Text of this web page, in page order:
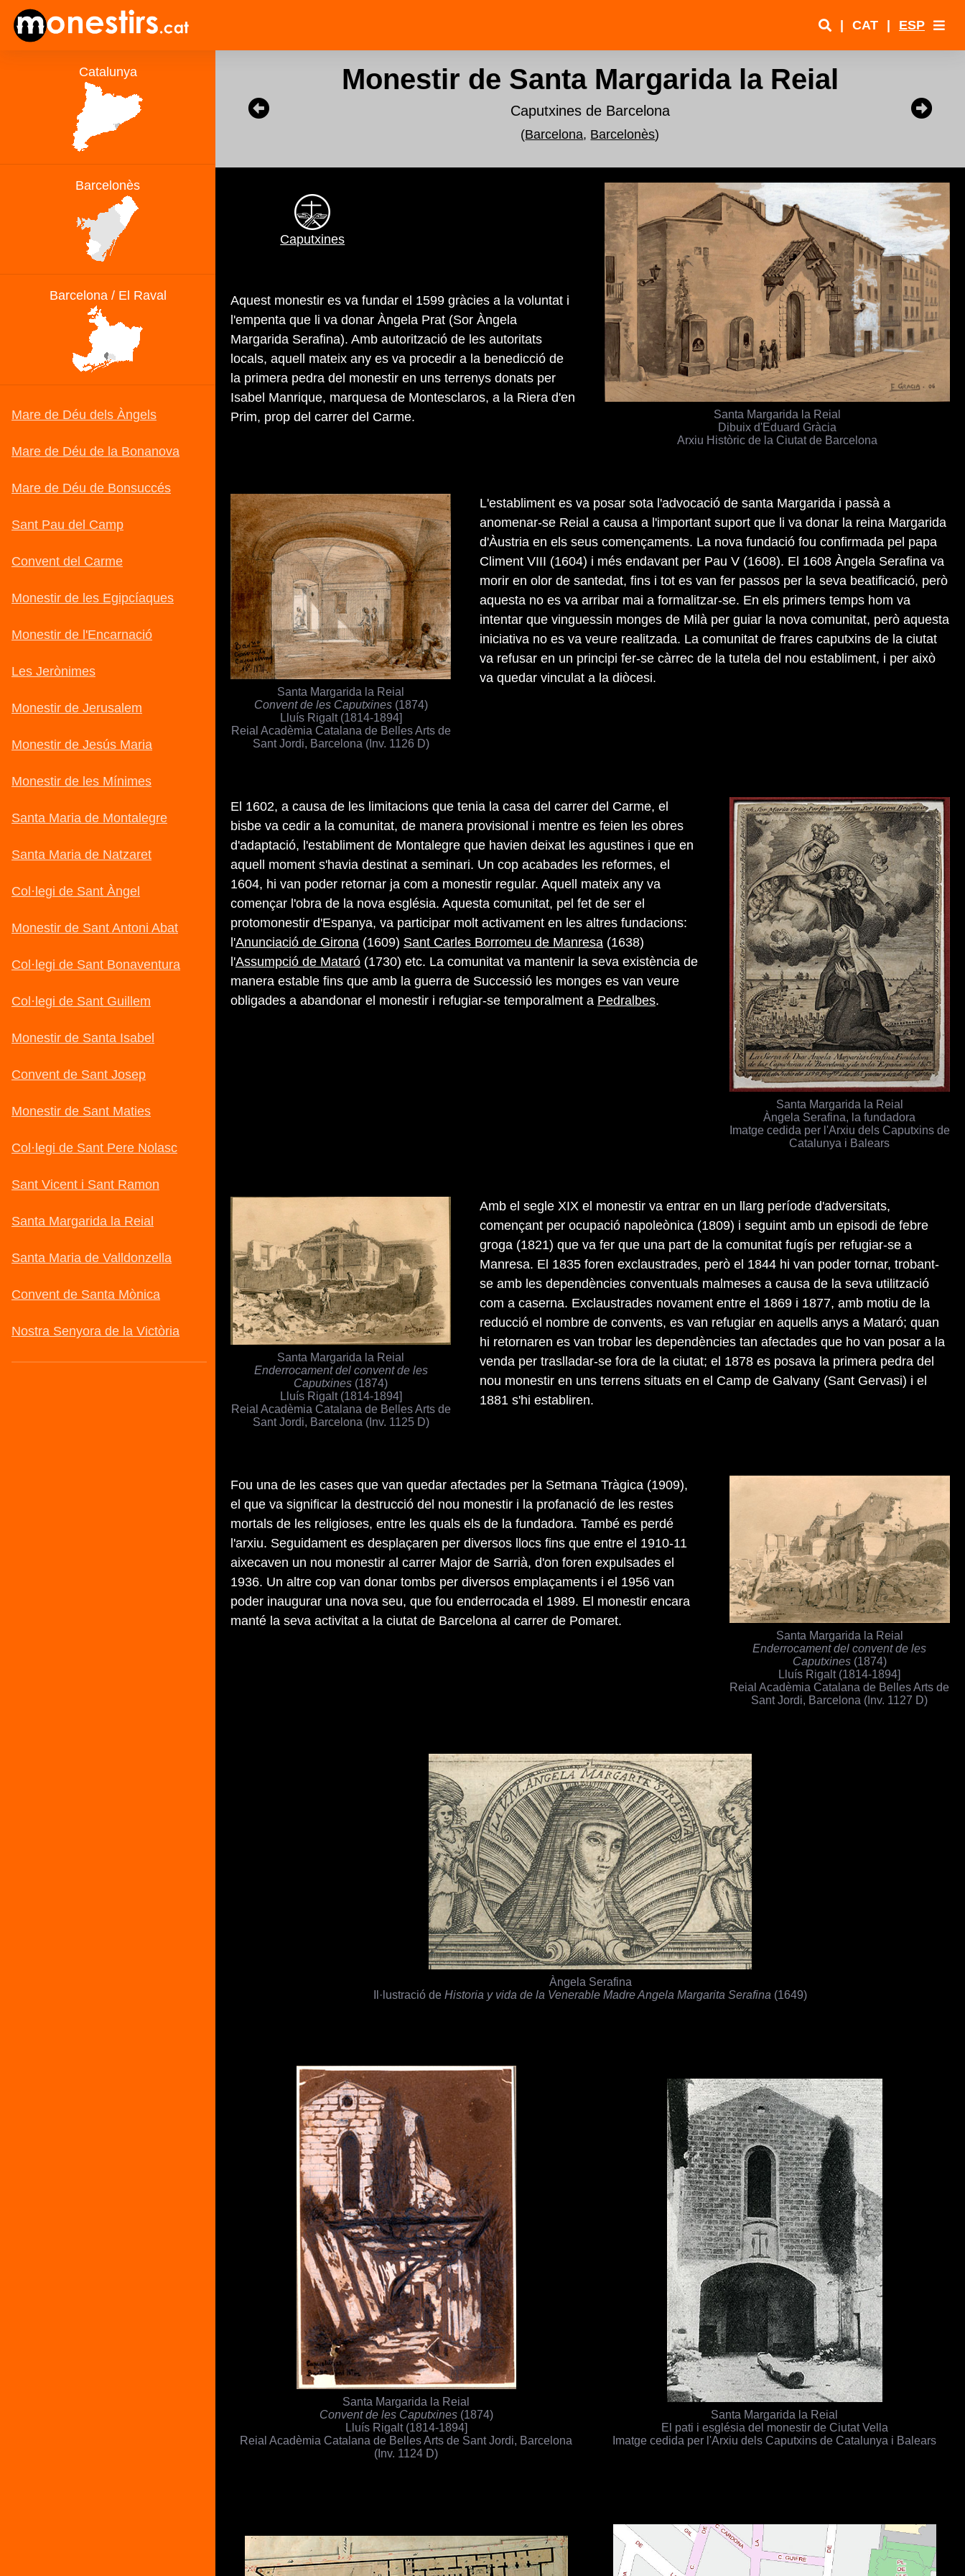
| CAT | ESP
Monestir de Santa Margarida la Reial
Caputxines de Barcelona
(Barcelona, Barcelonès)
Santa Margarida la Reial
Dibuix d'Eduard Gràcia
Arxiu Històric de la Ciutat de Barcelona
Caputxines
Aquest monestir es va fundar el 1599 gràcies a la voluntat i
l'empenta que li va donar Àngela Prat (Sor Àngela
Margarida Serafina). Amb autorització de les autoritats
locals, aquell mateix any es va procedir a la benedicció de
la primera pedra del monestir en uns terrenys donats per
Isabel Manrique, marquesa de Montesclaros, a la Riera d'en
Prim, prop del carrer del Carme.
Santa Margarida la Reial
Convent de les Caputxines(1874)
Lluís Rigalt (1814-1894]
Reial Acadèmia Catalana de Belles Arts de
Sant Jordi, Barcelona (Inv. 1126 D)
L'establiment es va posar sota l'advocació de santa Margarida i passà a
anomenar-se Reial a causa a l'important suport que li va donar la reina Margarida
d'Àustria en els seus començaments. La nova fundació fou confirmada pel papa
Climent VIII (1604) i més endavant per Pau V (1608). El 1608 Àngela Serafina va
morir en olor de santedat, fins i tot es van fer passos per la seva beatificació, però
aquesta no es va arribar mai a formalitzar-se. En els primers temps hom va
intentar que vinguessin monges de Milà per guiar la nova comunitat, però aquesta
iniciativa no es va veure realitzada. La comunitat de frares caputxins de la ciutat
va refusar en un principi fer-se càrrec de la tutela del nou establiment, i per això
va quedar vinculat a la diòcesi.
El 1602, a causa de les limitacions que tenia la casa del carrer del Carme, el
bisbe va cedir a la comunitat, de manera provisional i mentre es feien les obres
d'adaptació, l'establiment de Montalegre que havien deixat les agustines i que en
aquell moment s'havia destinat a seminari. Un cop acabades les reformes, el
1604, hi van poder retornar ja com a monestir regular. Aquell mateix any va
començar l'obra de la nova església. Aquesta comunitat, pel fet de ser el
protomonestir d'Espanya, va participar molt activament en les altres fundacions:
l'Anunciació de Girona (1609) Sant Carles Borromeu de Manresa (1638)
l'Assumpció de Mataró (1730) etc. La comunitat va mantenir la seva existència de
manera estable fins que amb la guerra de Successió les monges es van veure
obligades a abandonar el monestir i refugiar-se temporalment a Pedralbes.
Santa Margarida la Reial
Àngela Serafina, la fundadora
Imatge cedida per l'Arxiu dels Caputxins de
Catalunya i Balears
Santa Margarida la Reial
Enderrocament del convent de les
Caputxines (1874)
Lluís Rigalt (1814-1894]
Reial Acadèmia Catalana de Belles Arts de
Sant Jordi, Barcelona (Inv. 1125 D)
Amb el segle XIX el monestir va entrar en un llarg període d'adversitats,
començant per ocupació napoleònica (1809) i seguint amb un episodi de febre
groga (1821) que va fer que una part de la comunitat fugís per refugiar-se a
Manresa. El 1835 foren exclaustrades, però el 1844 hi van poder tornar, trobant-
se amb les dependències conventuals malmeses a causa de la seva utilització
com a caserna. Exclaustrades novament entre el 1869 i 1877, amb motiu de la
reducció el nombre de convents, es van refugiar en aquells anys a Mataró; quan
hi retornaren es van trobar les dependències tan afectades que ho van posar a la
venda per traslladar-se fora de la ciutat; el 1878 es posava la primera pedra del
nou monestir en uns terrens situats en el Camp de Galvany (Sant Gervasi) i el
1881 s'hi establiren.
Fou una de les cases que van quedar afectades per la Setmana Tràgica (1909),
el que va significar la destrucció del nou monestir i la profanació de les restes
mortals de les religioses, entre les quals els de la fundadora. També es perdé
l'arxiu. Seguidament es desplaçaren per diversos llocs fins que entre el 1910-11
aixecaven un nou monestir al carrer Major de Sarrià, d'on foren expulsades el
1936. Un altre cop van donar tombs per diversos emplaçaments i el 1956 van
poder inaugurar una nova seu, que fou enderrocada el 1989. El monestir encara
manté la seva activitat a la ciutat de Barcelona al carrer de Pomaret.
Santa Margarida la Reial
Enderrocament del convent de les
Caputxines(1874)
Lluís Rigalt (1814-1894]
Reial Acadèmia Catalana de Belles Arts de
Sant Jordi, Barcelona (Inv. 1127 D)
Àngela Serafina
Il·lustració de Historia y vida de la Venerable Madre Angela Margarita Serafina (1649)
Santa Margarida la Reial
Convent de les Caputxines(1874)
Lluís Rigalt (1814-1894]
Reial Acadèmia Catalana de Belles Arts de Sant Jordi, Barcelona
(Inv. 1124 D)
Santa Margarida la Reial
El pati i església del monestir de Ciutat Vella
Imatge cedida per l'Arxiu dels Caputxins de Catalunya i Balears